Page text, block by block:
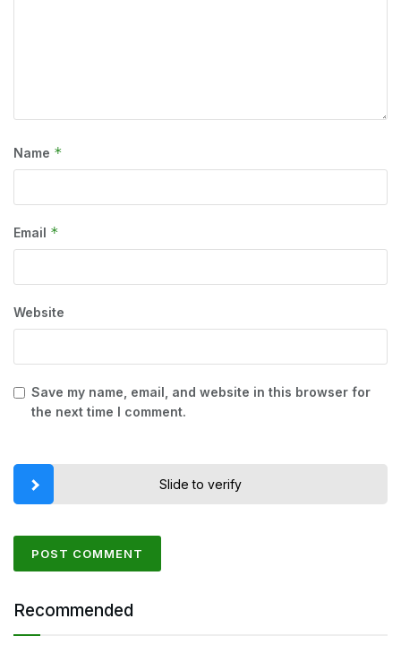
Name *
Email *
Website
Save my name, email, and website in this browser for
the next time I comment.
Slide to verify
Recommended